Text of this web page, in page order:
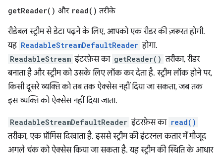
getReader( ) और read( ) तरीके
रीडेबल स्ट्रीम से डेटा पढ़ने के लिए, आपको एक रीडर की ज़रूरत होगी.
यह ReadableStreamDefaultReader होगा.
ReadableStream इंटरफ़ेस का getReader() तरीका, रीडर
बनाता है और स्ट्रीम को उसके लिए लॉक कर देता है. स्ट्रीम लॉक होने पर,
किसी दूसरे व्यक्ति को तब तक ऐक्सेस नहीं दिया जा सकता, जब तक
इस व्यक्ति को ऐक्सेस नहीं दिया जाता.
ReadableStreamDefaultReader इंटरफ़ेस का read()
तरीका, एक प्रॉमिस दिखाता है. इससे स्ट्रीम की इंटरनल कतार में मौजूद
अगले चंक को ऐक्सेस किया जा सकता है. यह स्ट्रीम की स्थिति के आधार